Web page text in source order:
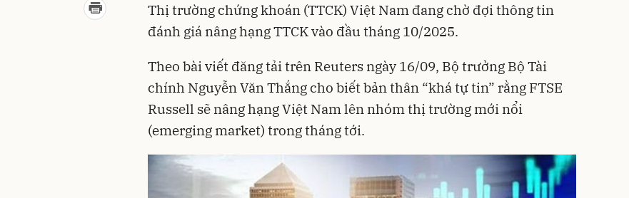
Thị trường chứng khoán (TTCK) Việt Nam đang chờ đợi thông tin
đánh giá nâng hạng TTCK vào đầu tháng 10/2025.
Theo bài viết đăng tải trên Reuters ngày 16/09, Bộ trưởng Bộ Tài
chính Nguyễn Văn Thắng cho biết bản thân “khá tự tin” rằng FTSE
Russell sẽ nâng hạng Việt Nam lên nhóm thị trường mới nổi
(emerging market) trong tháng tới.